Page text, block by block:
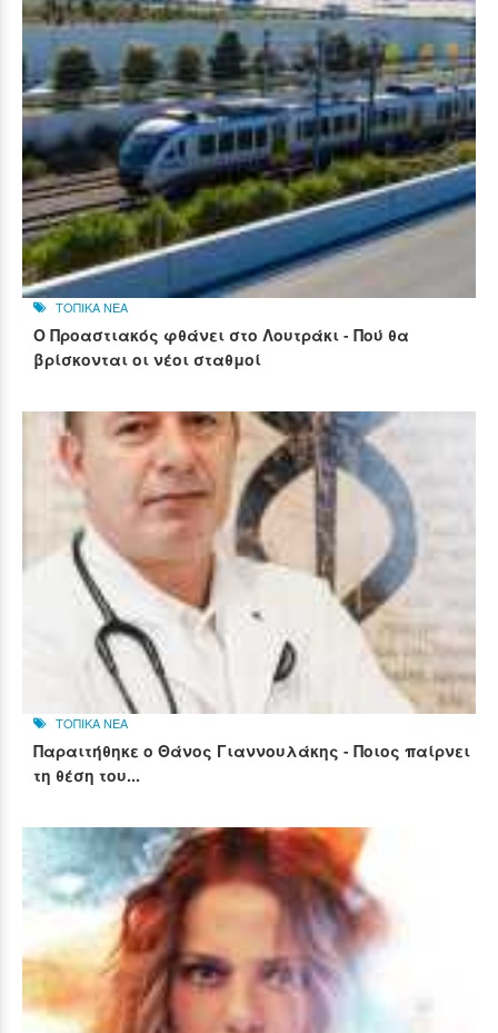
ΤΟΠΙΚΑ ΝΕΑ
Ο Προαστιακός φθάνει στο Λουτράκι - Πού θα
βρίσκονται οι νέοι σταθμοί
ΤΟΠΙΚΑ ΝΕΑ
Παραιτήθηκε ο Θάνος Γιαννουλάκης - Ποιος παίρνει
τη θέση του...